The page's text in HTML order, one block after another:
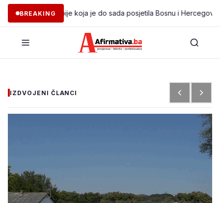
BREAKING
iz Libije koja je do sada posjetila Bosnu i Hercegovinu•
IZDVOJENI ČLANCI